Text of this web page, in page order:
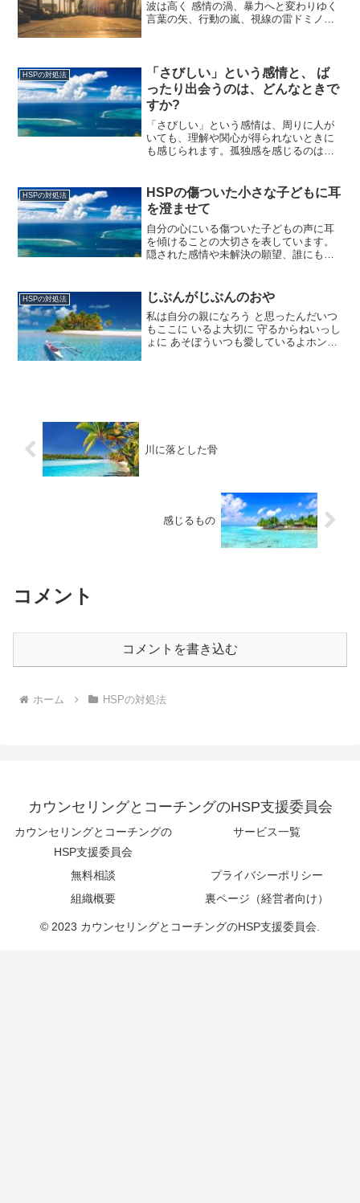
波は高く 感情の渦、暴力へと変わりゆく
言葉の矢、行動の嵐、視線の雷ドミノの
自由 感情と...
HSPの対処法
「さびしい」という感情と、 ば
ったり出会うのは、どんなときで
すか?
「さびしい」という感情は、周りに人が
いても、理解や関心が得られないときに
も感じられます。孤独感を感じるのは、
を大切にし、新しい出会いへの一歩と見
るべきです。周りの人とうまくいかない
とき、自己の感受性を認め、自分をいた
わることが重要です。
HSPの対処法
HSPの傷ついた小さな子どもに耳
を澄ませて
自分の心にいる傷ついた子どもの声に耳
を傾けることの大切さを表しています。
隠された感情や未解決の願望、誰にも言
深く耳を澄まし、話を聞く準備ができて
いる。
HSPの対処法 じぶんがじぶんのおや
私は自分の親になろう と思ったんだいつ
もここに いるよ大切に 守るからねいっし
ょに あそぼういつも愛しているよホント
川に落とした骨
感じるもの
コメント
コメントを書き込む
ホーム HSPの対処法
カウンセリングとコーチングのHSP支援委員会
カウンセリングとコーチングの
HSP支援委員会
サービス一覧
無料相談
プライバシーポリシー
組織概要
裏ページ（経営者向け）
© 2023 カウンセリングとコーチングのHSP支援委員会.